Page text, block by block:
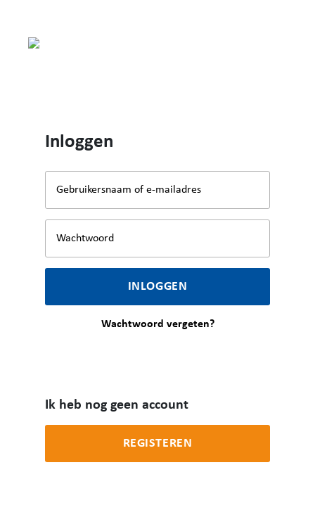
Inloggen
INLOGGEN
Wachtwoord vergeten?
Ik heb nog geen account
REGISTEREN